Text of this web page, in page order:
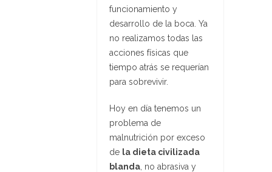
funcionamiento y
desarrollo de la boca. Ya
no realizamos todas las
acciones físicas que
tiempo atrás se requerían
para sobrevivir.
Hoy en día tenemos un
problema de
malnutrición por exceso
de la dieta civilizada
blanda , no abrasiva y